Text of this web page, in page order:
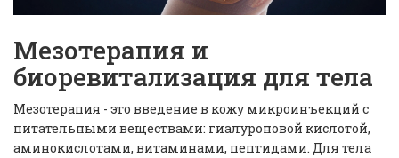
Мезотерапия и
биоревитализация для тела
Мезотерапия - это введение в кожу микроинъекций с
питательными веществами: гиалуроновой кислотой,
аминокислотами, витаминами, пептидами. Для тела